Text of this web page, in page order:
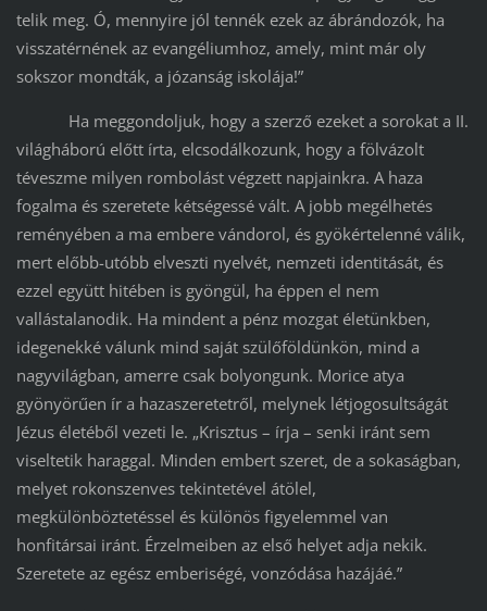
telik meg. Ó, mennyire jól tennék ezek az ábrándozók, ha
visszatérnének az evangéliumhoz, amely, mint már oly
sokszor mondták, a józanság iskolája!”
Ha meggondoljuk, hogy a szerző ezeket a sorokat a II.
világháború előtt írta, elcsodálkozunk, hogy a fölvázolt
téveszme milyen rombolást végzett napjainkra. A haza
fogalma és szeretete kétségessé vált. A jobb megélhetés
reményében a ma embere vándorol, és gyökértelenné válik,
mert előbb-utóbb elveszti nyelvét, nemzeti identitását, és
ezzel együtt hitében is gyöngül, ha éppen el nem
vallástalanodik. Ha mindent a pénz mozgat életünkben,
idegenekké válunk mind saját szülőföldünkön, mind a
nagyvilágban, amerre csak bolyongunk. Morice atya
gyönyörűen ír a hazaszeretetről, melynek létjogosultságát
Jézus életéből vezeti le. „Krisztus – írja – senki iránt sem
viseltetik haraggal. Minden embert szeret, de a sokaságban,
melyet rokonszenves tekintetével átölel,
megkülönböztetéssel és különös figyelemmel van
honfitársai iránt. Érzelmeiben az első helyet adja nekik.
Szeretete az egész emberiségé, vonzódása hazájáé.”